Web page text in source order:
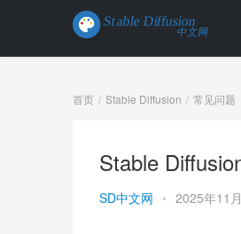
首页 Stable Diffusion 常见问题
Stable
SD中文网 • 2025年11